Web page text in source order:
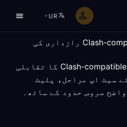
UR
فرانس کے لیے Clash-compatible رازداری کی
فرانس کے لیے Clash-compatible route کا تقابلی
سیٹ اپ مراحل، پلیٹ
سروس حدود کے ساتھ۔